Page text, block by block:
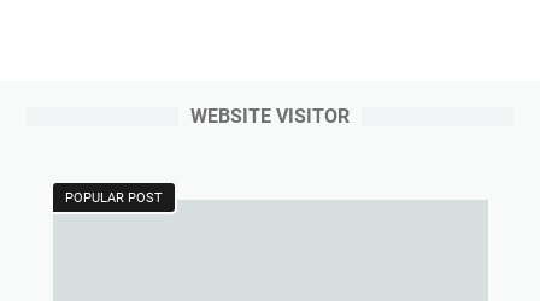
WEBSITE VISITOR
POPULAR POST